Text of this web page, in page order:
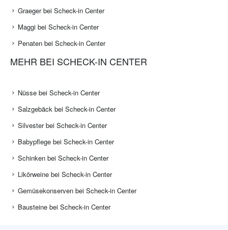
Graeger bei Scheck-in Center
Maggi bei Scheck-in Center
Penaten bei Scheck-in Center
MEHR BEI SCHECK-IN CENTER
Nüsse bei Scheck-in Center
Salzgebäck bei Scheck-in Center
Silvester bei Scheck-in Center
Babypflege bei Scheck-in Center
Schinken bei Scheck-in Center
Likörweine bei Scheck-in Center
Gemüsekonserven bei Scheck-in Center
Bausteine bei Scheck-in Center